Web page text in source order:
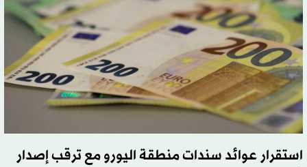
استقرار عوائد سندات منطقة اليورو مع ترقب إصدار